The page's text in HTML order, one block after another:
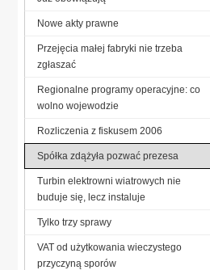
Nowe akty prawne
Przejęcia małej fabryki nie trzeba
zgłaszać
Regionalne programy operacyjne: co
wolno wojewodzie
Rozliczenia z fiskusem 2006
Spółka zdążyła pozwać prezesa
Turbin elektrowni wiatrowych nie
buduje się, lecz instaluje
Tylko trzy sprawy
VAT od użytkowania wieczystego
przyczyną sporów